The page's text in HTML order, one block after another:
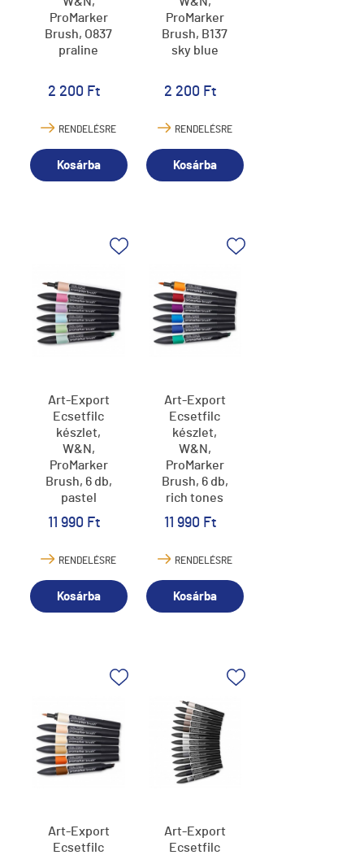
ProMarker
Brush, O837
praline
2 200 Ft
RENDELÉSRE
Kosárba
ProMarker
Brush, B137
sky blue
2 200 Ft
RENDELÉSRE
Kosárba
Art-Export
Ecsetfilc
készlet,
W&N,
ProMarker
Brush, 6 db,
pastel
tones
11 990 Ft
RENDELÉSRE
Kosárba
Art-Export
Ecsetfilc
készlet,
W&N,
ProMarker
Brush, 6 db,
rich tones
11 990 Ft
RENDELÉSRE
Kosárba
Art-Export
Ecsetfilc
Art-Export
Ecsetfilc